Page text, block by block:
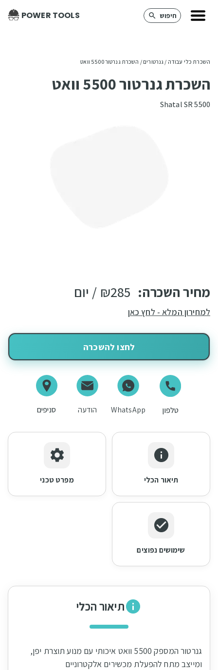
חיפוש POWER TOOLS
השכרת כלי עבודה / גנרטורים / השכרת גנרטור 5500 וואט
השכרת גנרטור 5500 וואט
Shatal SR 5500
מחיר השכרה: ₪285 / יום
למחירון המלא - לחץ כאן
לחצו להשכרה
טלפון WhatsApp הודעה סניפים
תיאור הכלי מפרט טכני
שימושים נפוצים
תיאור הכלי
גנרטור המספק 5500 וואט איכותי עם מנוע תוצרת יפן,
ומייצב מתח להפעלת מכשירים אלקטרוניים